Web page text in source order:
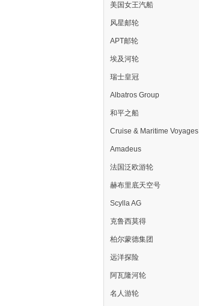
美国女王汽船
风星邮轮
APT邮轮
埃及河轮
瑞士皇冠
Albatros Group
和平之船
Cruise & Maritime Voyages
Amadeus
法国泛欧游轮
赫布里底天空号
Scylla AG
克鲁西莫得
柏尔蒙德集团
远洋探险
阿瓦隆河轮
名人游轮